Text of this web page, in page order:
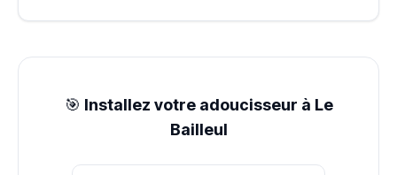
🎯 Installez votre adoucisseur à Le
Bailleul